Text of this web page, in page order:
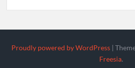
Proudly powered by WordPress |
Freesia.